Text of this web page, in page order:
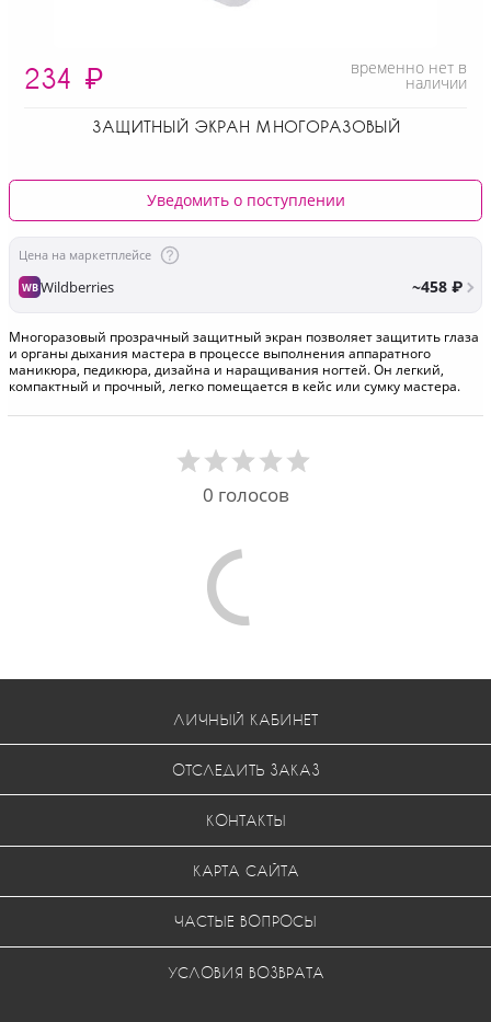
234 ₽ временно нет в
наличии
ЗАЩИТНЫЙ ЭКРАН МНОГОРАЗОВЫЙ
Уведомить о поступлении
Цена на маркетплейсе
WBWildberries ~458 ₽
Многоразовый прозрачный защитный экран позволяет защитить глаза
и органы дыхания мастера в процессе выполнения аппаратного
маникюра, педикюра, дизайна и наращивания ногтей. Он легкий,
компактный и прочный, легко помещается в кейс или сумку мастера.
0 голосов
ЛИЧНЫЙ КАБИНЕТ
ОТСЛЕДИТЬ ЗАКАЗ
КОНТАКТЫ
КАРТА САЙТА
ЧАСТЫЕ ВОПРОСЫ
УСЛОВИЯ ВОЗВРАТА
МЫ В СОЦ. СЕТЯХ: